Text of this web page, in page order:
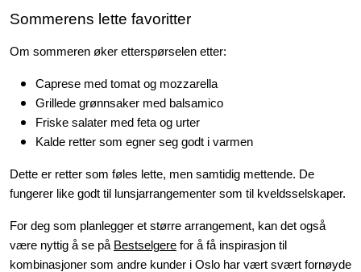
Sommerens lette favoritter
Om sommeren øker etterspørselen etter:
Caprese med tomat og mozzarella
Grillede grønnsaker med balsamico
Friske salater med feta og urter
Kalde retter som egner seg godt i varmen
Dette er retter som føles lette, men samtidig mettende. De
fungerer like godt til lunsjarrangementer som til kveldsselskaper.
For deg som planlegger et større arrangement, kan det også
være nyttig å se på Bestselgere for å få inspirasjon til
kombinasjoner som andre kunder i Oslo har vært svært fornøyde